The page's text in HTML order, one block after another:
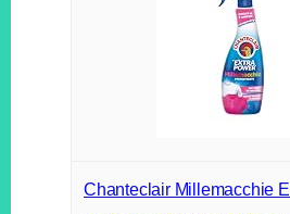
Chanteclair Millemacchie